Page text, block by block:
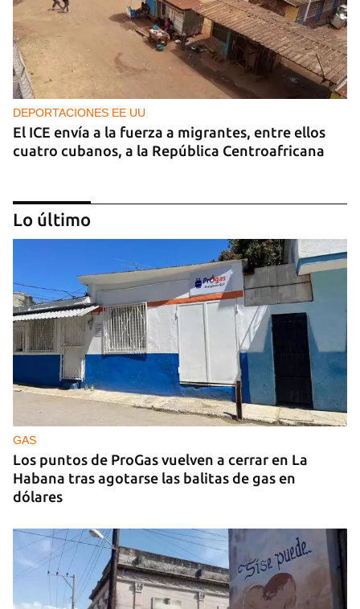
DEPORTACIONES EE UU
El ICE envía a la fuerza a migrantes, entre ellos
cuatro cubanos, a la República Centroafricana
GUERRA
Ucrania ataca otro centro logístico del Amazon
ruso, esta vez en los Urales
Lo último
GAS
Los puntos de ProGas vuelven a cerrar en La
Habana tras agotarse las balitas de gas en
dólares